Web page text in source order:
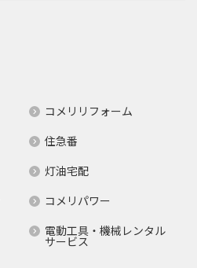
コメリリフォーム
住急番
灯油宅配
コメリパワー
電動工具・機械レンタル
サービス